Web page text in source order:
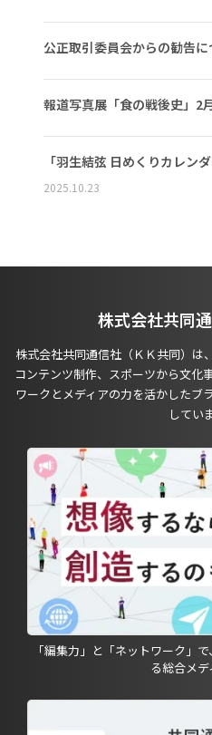
公正取引委員会からの勧告に
報道写真展「食の戦後史」2
「羽生結弦 日めくりカレン
2025.10.23
株式会社共同
株式会社共同通信社（ＫＫ共同）は
コンテンツ制作、スポーツから文化
ワークとメディアの力を活かしたブ
してい
「編集力」と「ネットワーク」
る総合メ